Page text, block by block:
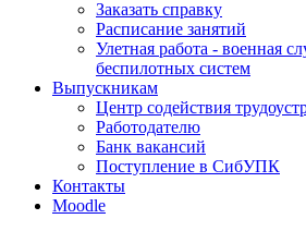
Заказать справку
Расписание занятий
Улетная работа - военная
беспилотных систем
Выпускникам
Центр содействия
Работодателю
Банк вакансий
Поступление в СибУПК
Контакты
Moodle